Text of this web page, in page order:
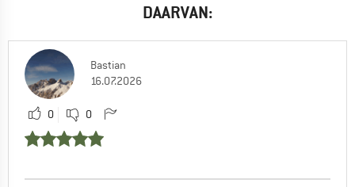
DAARVAN:
Bastian
16.07.2026
0 0